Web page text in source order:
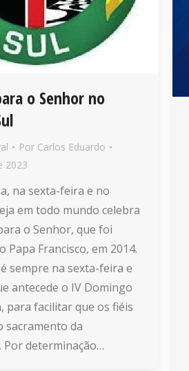
o Senhor no
Por Carlos Eduardo
2023
na sexta-feira e no
em todo mundo celebra
o Senhor, que foi
Papa Francisco, em 2014.
sempre na sexta-feira e
antecede o IV Domingo
para facilitar que os fiéis
sacramento da
Por determinação…